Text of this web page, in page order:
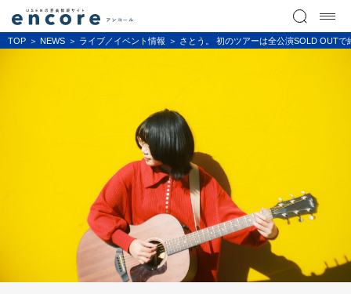
TOP NEWS ライブ／イベント情報 さとう。 初のツアーは全公演SOLD OUT